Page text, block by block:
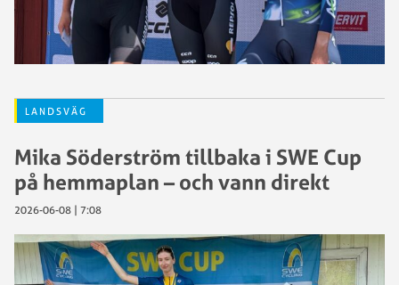
LANDSVÄG
Mika Söderström tillbaka i SWE Cup
på hemmaplan – och vann direkt
2026-06-08 | 7:08